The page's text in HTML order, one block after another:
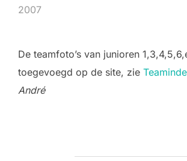
2007
De teamfoto’s van junioren
toegevoegd op de site, zie
André